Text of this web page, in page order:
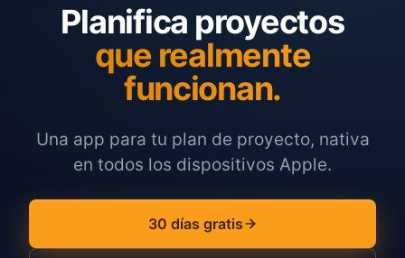
Planifica proyectos
que realmente
funcionan.
Una app para tu plan de proyecto, nativa
en todos los dispositivos Apple.
30 días gratis